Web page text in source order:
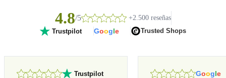
4.8/5 +2.500 reseñas
Trustpilot Google Trusted Shops
Trustpilot Google